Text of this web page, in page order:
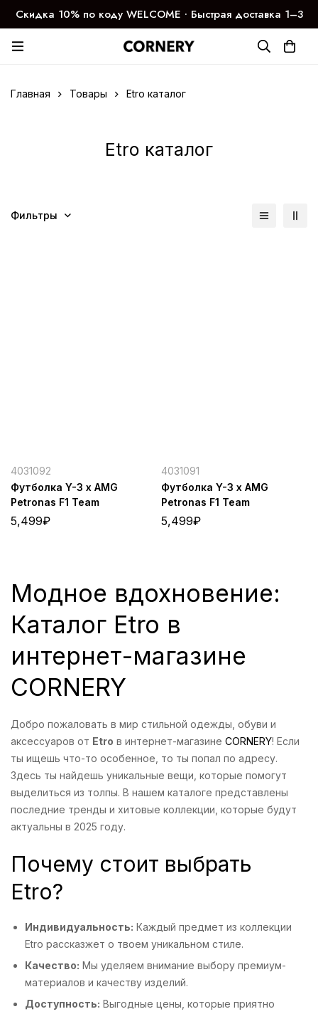
Скидка 10% по коду WELCOME ∙ Быстрая доставка 1–3
дня
Главная Товары Etro каталог
Etro каталог
Фильтры
4031092
Футболка Y-3 x AMG
Petronas F1 Team
5,499₽
4031091
Футболка Y-3 x AMG
Petronas F1 Team
5,499₽
Модное вдохновение:
Каталог Etro в
интернет-магазине
CORNERY
Добро пожаловать в мир стильной одежды, обуви и
аксессуаров от Etro в интернет-магазине CORNERY! Если
ты ищешь что-то особенное, то ты попал по адресу.
Здесь ты найдешь уникальные вещи, которые помогут
выделиться из толпы. В нашем каталоге представлены
последние тренды и хитовые коллекции, которые будут
актуальны в 2025 году.
Почему стоит выбрать
Etro?
Индивидуальность: Каждый предмет из коллекции
Etro рассказжет о твоем уникальном стиле.
Качество: Мы уделяем внимание выбору премиум-
материалов и качеству изделий.
Доступность: Выгодные цены, которые приятно